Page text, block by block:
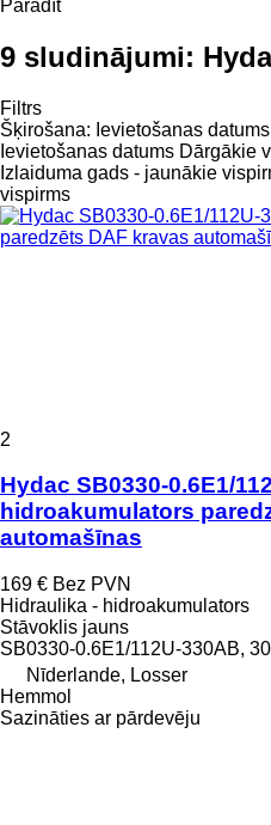
Parādīt
9 sludinājumi:
Filtrs
Šķirošana: Ievietošanas datums
Ievietošanas datums Dārgākie
Izlaiduma gads - jaunākie
vispirms
2
Hydac SB0330-0.6E1/
hidroakumulators
automašīnas
169 € Bez PVN
Hidraulika - hidroakumulators
Stāvoklis jauns
SB0330-0.6E1/112U-330AB,
Nīderlande, Losser
Hemmol
Sazināties ar pārdevēju